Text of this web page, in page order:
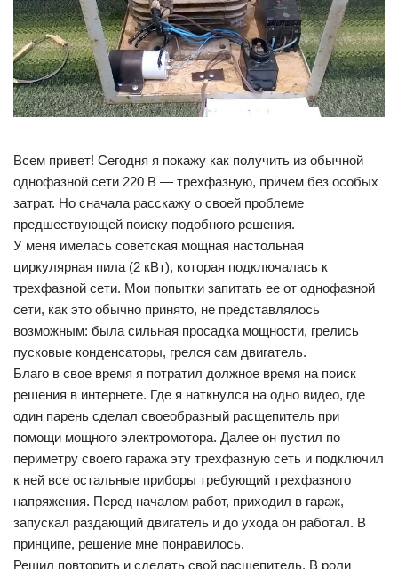
Всем привет! Сегодня я покажу как получить из обычной
однофазной сети 220 В — трехфазную, причем без особых
затрат. Но сначала расскажу о своей проблеме
предшествующей поиску подобного решения.
У меня имелась советская мощная настольная
циркулярная пила (2 кВт), которая подключалась к
трехфазной сети. Мои попытки запитать ее от однофазной
сети, как это обычно принято, не представлялось
возможным: была сильная просадка мощности, грелись
пусковые конденсаторы, грелся сам двигатель.
Благо в свое время я потратил должное время на поиск
решения в интернете. Где я наткнулся на одно видео, где
один парень сделал своеобразный расщепитель при
помощи мощного электромотора. Далее он пустил по
периметру своего гаража эту трехфазную сеть и подключил
к ней все остальные приборы требующий трехфазного
напряжения. Перед началом работ, приходил в гараж,
запускал раздающий двигатель и до ухода он работал. В
принципе, решение мне понравилось.
Решил повторить и сделать свой расщепитель. В роли